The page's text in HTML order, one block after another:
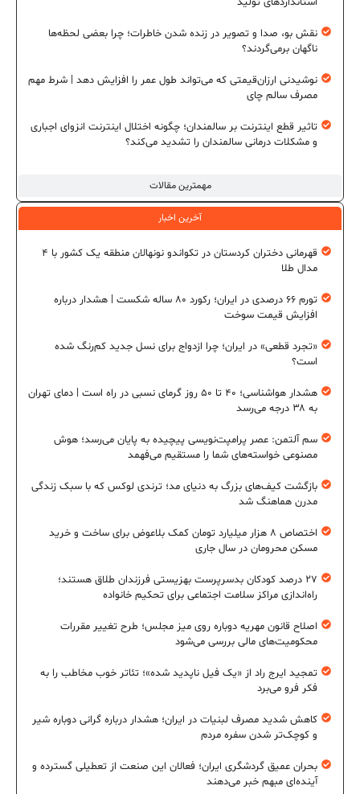
مهمترین مقالات
نقش بو، صدا و تصویر در زنده شدن خاطرات؛ چرا بعضی لحظه‌ها
ناگهان برمی‌گردند؟
نوشیدنی ارزان‌قیمتی که می‌تواند طول عمر را افزایش دهد | شرط مهم
مصرف سالم چای
تاثیر قطع اینترنت بر سالمندان؛ چگونه اختلال اینترنت انزوای اجباری
و مشکلات درمانی سالمندان را تشدید می‌کند؟
آخرین اخبار
قهرمانی دختران کردستان در تکواندو نونهالان منطقه یک کشور با ۴
مدال طلا
تورم ۶۶ درصدی در ایران؛ رکورد ۸۰ ساله شکست | هشدار درباره
افزایش قیمت سوخت
«تجرد قطعی» در ایران؛ چرا ازدواج برای نسل جدید کم‌رنگ شده
است؟
هشدار هواشناسی؛ ۴۰ تا ۵۰ روز گرمای نسبی در راه است | دمای تهران
به ۳۸ درجه می‌رسد
سم آلتمن: عصر پرامپت‌نویسی پیچیده به پایان می‌رسد؛ هوش
مصنوعی خواسته‌های شما را مستقیم می‌فهمد
بازگشت کیف‌های بزرگ به دنیای مد؛ ترندی لوکس که با سبک زندگی
مدرن هماهنگ شد
اختصاص ۸ هزار میلیارد تومان کمک بلاعوض برای ساخت و خرید
مسکن محرومان در سال جاری
۲۷ درصد کودکان بدسرپرست بهزیستی فرزندان طلاق هستند؛
راه‌اندازی مراکز سلامت اجتماعی برای تحکیم خانواده
اصلاح قانون مهریه دوباره روی میز مجلس؛ طرح تغییر مقررات
محکومیت‌های مالی بررسی می‌شود
تمجید ایرج راد از «یک فیل ناپدید شده»؛ تئاتر خوب مخاطب را به
فکر فرو می‌برد
کاهش شدید مصرف لبنیات در ایران؛ هشدار درباره گرانی دوباره شیر
و کوچک‌تر شدن سفره مردم
بحران عمیق گردشگری ایران؛ فعالان این صنعت از تعطیلی گسترده و
آینده‌ای مبهم خبر می‌دهند